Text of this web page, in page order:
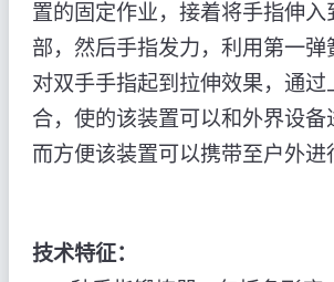
置的固定作业，接着将手指伸入
部，然后手指发力，利用第一弹
对双手手指起到拉伸效果，通过
合，使的该装置可以和外界设备
而方便该装置可以携带至户外进
技术特征：